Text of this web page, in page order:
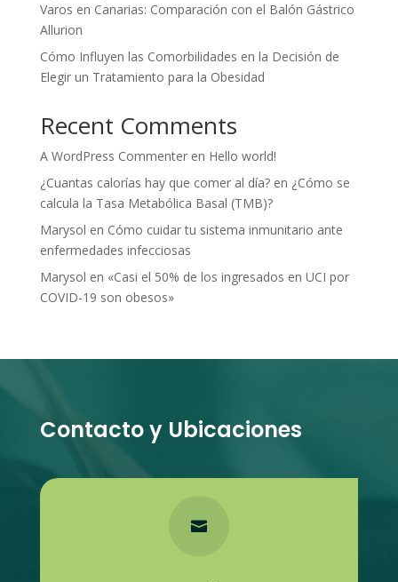
Varos en Canarias: Comparación con el Balón Gástrico
Allurion
Cómo Influyen las Comorbilidades en la Decisión de
Elegir un Tratamiento para la Obesidad
Recent Comments
A WordPress Commenteren Hello world!
¿Cuantas calorías hay que comer al día?en ¿Cómo se
calcula la Tasa Metabólica Basal (TMB)?
Marysol en Cómo cuidar tu sistema inmunitario ante
enfermedades infecciosas
Marysol en «Casi el 50% de los ingresados en UCI por
COVID-19 son obesos»
Contacto y Ubicaciones
